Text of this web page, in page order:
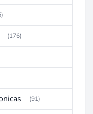
(176)
(91)